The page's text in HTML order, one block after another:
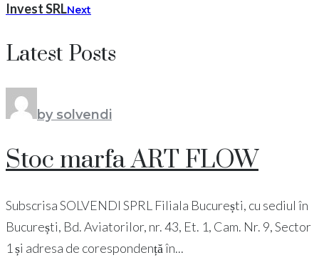
Invest SRLNext
Latest Posts
by solvendi
Stoc marfa ART FLOW
Subscrisa SOLVENDI SPRL Filiala București, cu sediul în
București, Bd. Aviatorilor, nr. 43, Et. 1, Cam. Nr. 9, Sector
1 și adresa de corespondență în...